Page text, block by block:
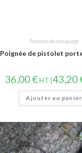
Peinture de marquage
Poignée de pistolet
36,00€HT (43,20
Ajouter au panier